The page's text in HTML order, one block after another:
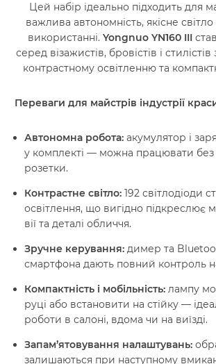
Цей набір ідеально підходить для
важлива автономність, якісне світло
використанні. Yongnuo YN160 III
серед візажистів, бровістів і
контрастному освітленню та
Переваги для майстрів індустрії
Автономна робота: акумулятор і
у комплекті — можна працювати без
розетки.
Контрастне світло: 192 світлодіоди
освітлення, що вигідно підкреслює
вії та деталі обличчя.
Зручне керування: димер та
смартфона дають повний контроль
Компактність і мобільність: лампу
руці або встановити на стійку —
роботи в салоні, вдома чи на виїзді.
Запам’ятовування налаштувань:
залишаються при наступному